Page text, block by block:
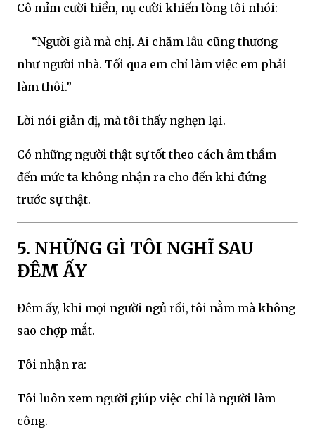
Cô mỉm cười hiền, nụ cười khiến lòng tôi nhói:
— “Người già mà chị. Ai chăm lâu cũng thương
như người nhà. Tối qua em chỉ làm việc em phải
làm thôi.”
Lời nói giản dị, mà tôi thấy nghẹn lại.
Có những người thật sự tốt theo cách âm thầm
đến mức ta không nhận ra cho đến khi đứng
trước sự thật.
5. NHỮNG GÌ TÔI NGHĨ SAU
ĐÊM ẤY
Đêm ấy, khi mọi người ngủ rồi, tôi nằm mà không
sao chợp mắt.
Tôi nhận ra:
Tôi luôn xem người giúp việc chỉ là người làm
công.